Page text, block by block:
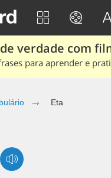
verdade com
para aprender e
Eta